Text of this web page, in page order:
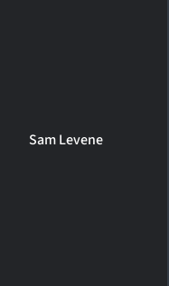
Sam Levene